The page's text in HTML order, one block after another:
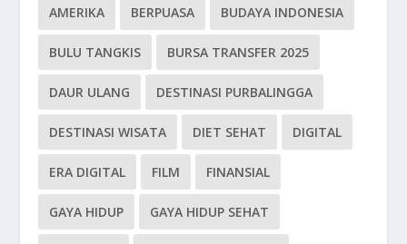
AMERIKA BERPUASA BUDAYA INDONESIA
BULU TANGKIS BURSA TRANSFER 2025
DAUR ULANG DESTINASI PURBALINGGA
DESTINASI WISATA DIET SEHAT DIGITAL
ERA DIGITAL FILM FINANSIAL
GAYA HIDUP GAYA HIDUP SEHAT